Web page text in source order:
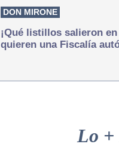
DON MIRONE
¡Qué listillos salieron
quieren una Fiscalía
Lo +